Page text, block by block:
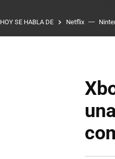
HOY SE HABLA DE Netflix